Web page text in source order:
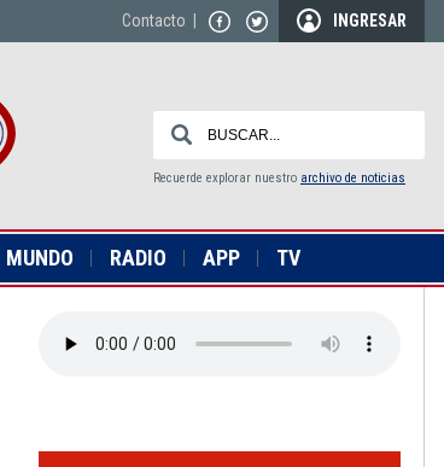
INGRESAR
Contacto
Recuerde explorar nuestro archivo de noticias
MUNDO RADIO APP TV